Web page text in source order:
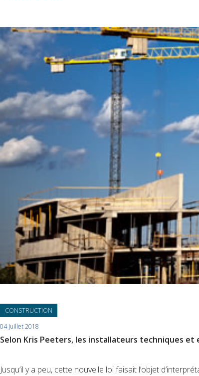
CONSTRUCTION
04 juillet 2018
Selon Kris Peeters, les installateurs techniques
Jusqu’il y a peu, cette nouvelle loi faisait l’objet